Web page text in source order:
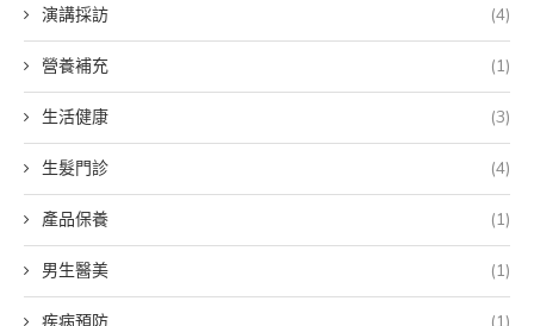
演講採訪 (4)
營養補充 (1)
生活健康 (3)
生髮門診 (4)
產品保養 (1)
男生醫美 (1)